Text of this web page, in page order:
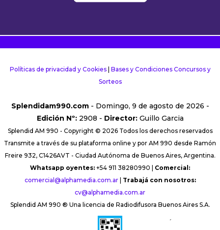
Políticas de privacidad y Cookies| Bases y Condiciones Concursos y
Sorteos
Splendidam990.com- Domingo, 9 de agosto de 2026 -
Edición Nº:2908 - Director:Guillo Garcia
Splendid AM 990 - Copyright © 2026 Todos los derechos reservados
Transmite a través de su plataforma online y por AM 990 desde Ramón
Freire 932, C1426AVT - Ciudad Autónoma de Buenos Aires, Argentina.
Whatsapp oyentes: +54 911 38280990 | Comercial:
comercial@alphamedia.com.ar| Trabajá con nosotros:
cv@alphamedia.com.ar
Splendid AM 990 ® Una licencia de Radiodifusora Buenos Aires S.A.
´